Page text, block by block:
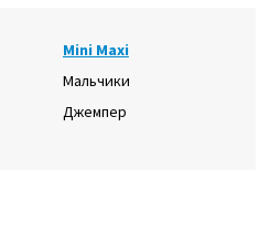
Mini Maxi
Мальчики
Джемпер